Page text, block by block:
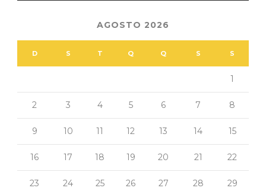
AGOSTO 2026
D S T Q Q S S
1
2 3 4 5 6 7 8
9 10 11 12 13 14 15
16 17 18 19 20 21 22
23 24 25 26 27 28 29